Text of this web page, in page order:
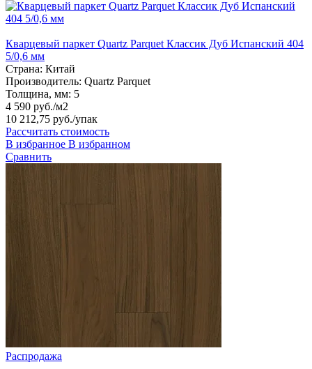
Кварцевый паркет Quartz Parquet Классик Дуб Испанский 404
5/0,6 мм
Страна: Китай
Производитель: Quartz Parquet
Толщина, мм: 5
4 590 руб./м2
10 212,75 руб./упак
Рассчитать стоимость
В избранное В избранном
Сравнить
Распродажа